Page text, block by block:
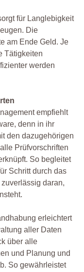
für Langlebigkeit
Die
am Ende Geld. Je
Tätigkeiten
werden
empfiehlt
denn in ihr
den dazugehörigen
Prüfvorschriften
So begleitet
Schritt durch das
daran,
erleichtert
aller Daten
über alle
und Planung und
So gewährleistet